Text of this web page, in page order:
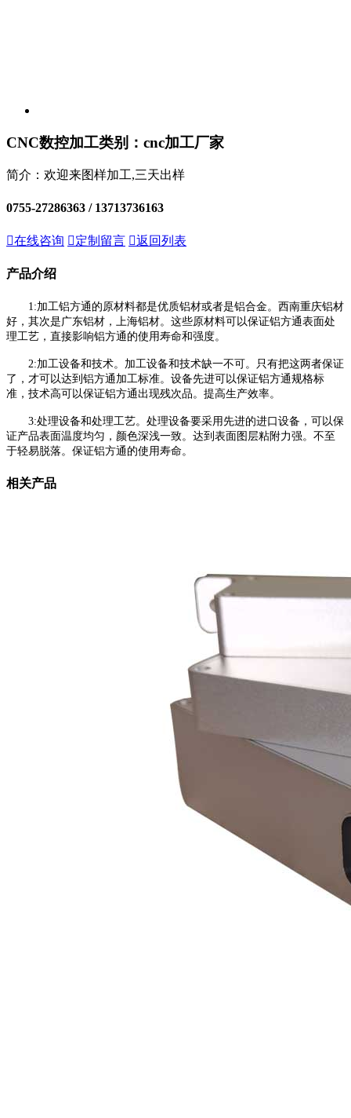
CNC数控加工类别：cnc加工厂家
简介：欢迎来图样加工,三天出样
0755-27286363 / 13713736163
在线咨询 定制留言 返回列表
产品介绍
1:加工铝方通的原材料都是优质铝材或者是铝合金。西南重庆铝材
好，其次是广东铝材，上海铝材。这些原材料可以保证铝方通表面处
理工艺，直接影响铝方通的使用寿命和强度。
2:加工设备和技术。加工设备和技术缺一不可。只有把这两者保证
了，才可以达到铝方通加工标准。设备先进可以保证铝方通规格标
准，技术高可以保证铝方通出现残次品。提高生产效率。
3:处理设备和处理工艺。处理设备要采用先进的进口设备，可以保
证产品表面温度均匀，颜色深浅一致。达到表面图层粘附力强。不至
于轻易脱落。保证铝方通的使用寿命。
相关产品